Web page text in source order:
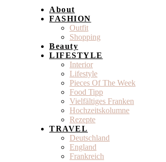
About
FASHION
Outfit
Shopping
Beauty
LIFESTYLE
Interior
Lifestyle
Pieces Of The Week
Food Tipp
Vielfältiges Franken
Hochzeitskolumne
Rezepte
TRAVEL
Deutschland
England
Frankreich